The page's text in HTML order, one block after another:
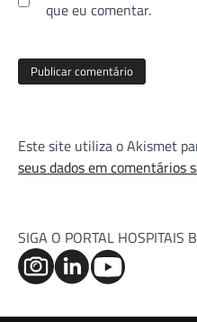
que eu comentar.
Este site utiliza o Akismet
seus dados em comentários
SIGA O PORTAL HOSPITAIS